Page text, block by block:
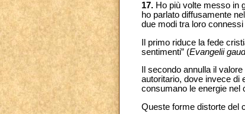
17. Ho più volte messo in
ho parlato diffusamente
due modi tra loro
Il primo riduce la fede
sentimenti” (Evangelii
Il secondo annulla il
autoritario, dove invece di
consumano le energie nel
Queste forme distorte del